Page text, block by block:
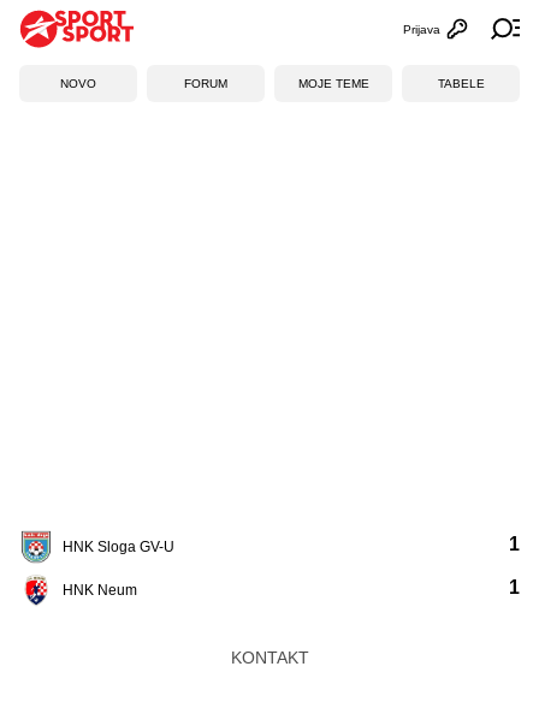
Otvori
Prijava
NOVO FORUM MOJE TEME TABELE
HNK Sloga GV-U
HNK Neum
1
1
KONTAKT